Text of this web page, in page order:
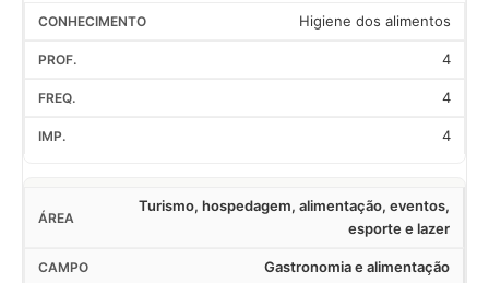
Higiene dos alimentos
4
4
4
Turismo, hospedagem, alimentação, eventos,
esporte e lazer
Gastronomia e alimentação